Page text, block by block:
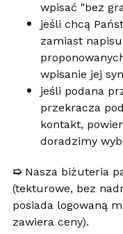
wpisać "bez
jeśli chcą
zamiast
wpisanie jej
jeśli podana
przekracza
kontakt,
doradzimy
➯ Nasza biżuteria
(tekturowe, bez
posiada logowaną
zawiera ceny).